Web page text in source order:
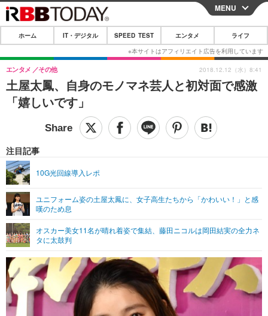
CLOSE
ホーム
IT・デジタル
IT・デジタルTOP スマートフォン
ネタ
ショッピング その他
SPEED TEST
エンタメTOP 映画・ドラマ
グラビア
ショッピング その他
ライフTOP
その他
リリース一覧
プッシュ通知の停止方法
MENU
ホーム IT・デジタル SPEED TEST エンタメ ライフ
土屋太鳳、自身のモノマネ芸人と初対面で感激
「嬉しいです」
エンタメ その他
注目記事
10G光回線導入レポ
ユニフォーム姿の土屋太鳳に、女子高生たちから「かわいい！」と感
嘆のため息
オスカー美女11名が晴れ着姿で集結、藤田ニコルは岡田結実の全力ネ
タに太鼓判
2018.12.12（水）8:41